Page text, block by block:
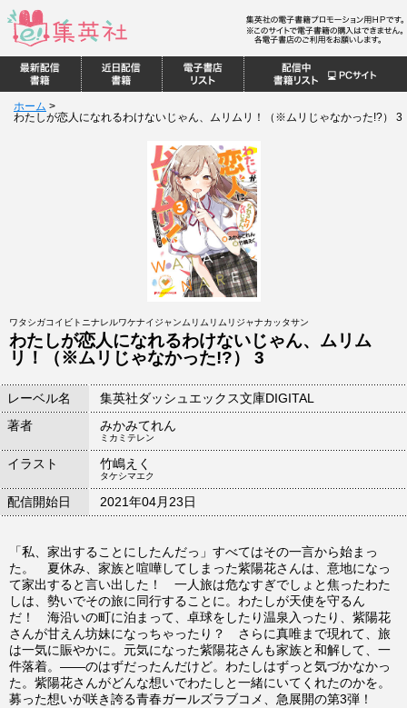
ホーム >
わたしが恋人になれるわけないじゃん、ムリムリ！（※ムリじゃなかった!?） 3
ワタシガコイビトニナレルワケナイジャンムリムリムリジャナカッタサン
わたしが恋人になれるわけないじゃん、ムリム
リ！（※ムリじゃなかった!?） 3
レーベル名
集英社ダッシュエックス文庫DIGITAL
著者
みかみてれん
ミカミテレン
イラスト 竹嶋えく
タケシマエク
配信開始日 2021年04月23日
「私、家出することにしたんだっ」すべてはその一言から始まっ
た。 夏休み、家族と喧嘩してしまった紫陽花さんは、意地になっ
て家出すると言い出した！ 一人旅は危なすぎでしょと焦ったわた
しは、勢いでその旅に同行することに。わたしが天使を守るん
だ！ 海沿いの町に泊まって、卓球をしたり温泉入ったり、紫陽花
さんが甘えん坊妹になっちゃったり？ さらに真唯まで現れて、旅
は一気に賑やかに。元気になった紫陽花さんも家族と和解して、一
件落着。――のはずだったんだけど。わたしはずっと気づかなかっ
た。紫陽花さんがどんな想いでわたしと一緒にいてくれたのかを。
募った想いが咲き誇る青春ガールズラブコメ、急展開の第3弾！